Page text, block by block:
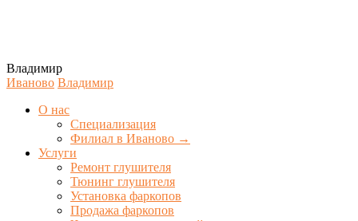
Владимир
Иваново Владимир
О нас
Специализация
Филиал в Иваново →
Услуги
Ремонт глушителя
Тюнинг глушителя
Установка фаркопов
Продажа фаркопов